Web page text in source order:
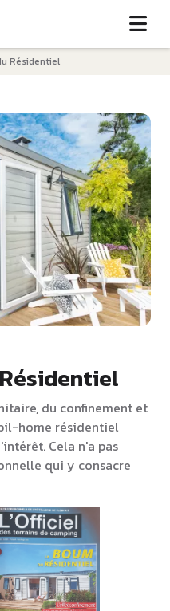
Résidentiel
du confinement et
home résidentiel
Cela n'a pas
qui y consacre